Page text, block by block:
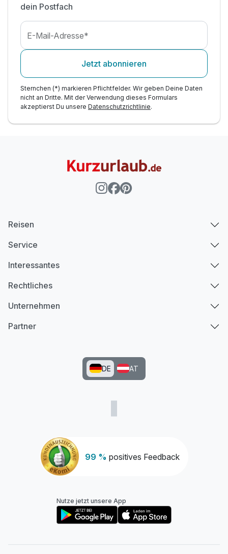
dein Postfach
E-Mail-Adresse*
Jetzt abonnieren
Sternchen (*) markieren Pflichtfelder. Wir geben Deine Daten
nicht an Dritte. Mit der Verwendung dieses Formulars
akzeptierst Du unsere Datenschutzrichtlinie.
99 % positives Feedback
Reisen
Service
Interessantes
Rechtliches
Unternehmen
Partner
DE AT
Nutze jetzt unsere App